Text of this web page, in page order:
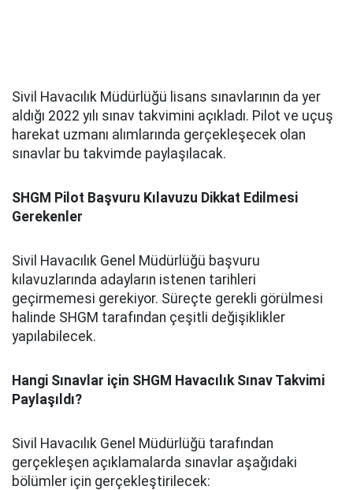
Sivil Havacılık Müdürlüğü lisans sınavlarının da yer
aldığı 2022 yılı sınav takvimini açıkladı. Pilot ve uçuş
harekat uzmanı alımlarında gerçekleşecek olan
sınavlar bu takvimde paylaşılacak.
SHGM Pilot Başvuru Kılavuzu Dikkat Edilmesi
Gerekenler
Sivil Havacılık Genel Müdürlüğü başvuru
kılavuzlarında adayların istenen tarihleri
geçirmemesi gerekiyor. Süreçte gerekli görülmesi
halinde SHGM tarafından çeşitli değişiklikler
yapılabilecek.
Hangi Sınavlar için SHGM Havacılık Sınav Takvimi
Paylaşıldı?
Sivil Havacılık Genel Müdürlüğü tarafından
gerçekleşen açıklamalarda sınavlar aşağıdaki
bölümler için gerçekleştirilecek: